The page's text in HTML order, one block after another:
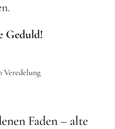
Geduld!
Veredelung
Faden – alte